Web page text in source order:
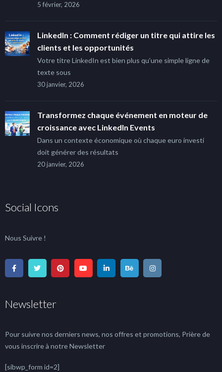
5 février, 2026
LinkedIn : Comment rédiger un titre qui attire les
clients et les opportunités
Votre titre LinkedIn est bien plus qu’une simple ligne de
texte sous
30 janvier, 2026
Transformez chaque événement en moteur de
croissance avec LinkedIn Events
Dans un contexte économique où chaque euro investi
doit générer des résultats
20 janvier, 2026
Social Icons
Nous Suivre !
Newsletter
Pour suivre nos derniers news, nos offres et promotions, Prière de
vous inscrire à notre Newsletter
[sibwp_form id=2]